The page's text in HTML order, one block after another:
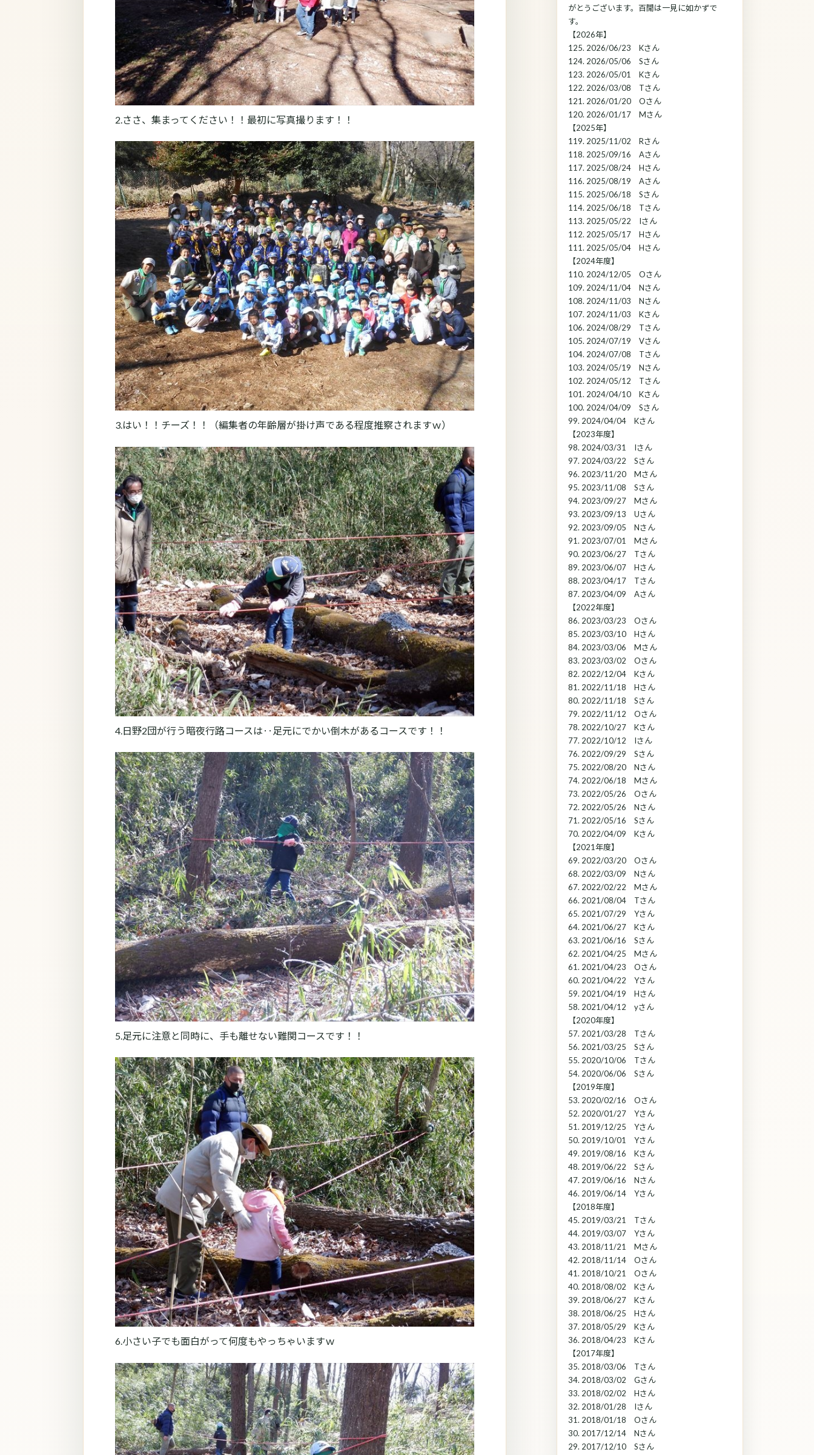
2.ささ、集まってください！！最初に写真撮ります！！
3.はい！！チーズ！！（編集者の年齢層が掛け声である程度推察されますｗ）
4.日野2団が行う暗夜行路コースは‥足元にでかい倒木があるコースです！！
5.足元に注意と同時に、手も離せない難関コースです！！
6.小さい子でも面白がって何度もやっちゃいますｗ
がとうございます。百閒は一見に如かずで
す。
【2026年】
125. 2026/06/23 Kさん
124. 2026/05/06 Sさん
123. 2026/05/01 Kさん
122. 2026/03/08 Tさん
121. 2026/01/20 Oさん
120. 2026/01/17 Mさん
【2025年】
119. 2025/11/02 Rさん
118. 2025/09/16 Aさん
117. 2025/08/24 Hさん
116. 2025/08/19 Aさん
115. 2025/06/18 Sさん
114. 2025/06/18 Tさん
113. 2025/05/22 Iさん
112. 2025/05/17 Hさん
111. 2025/05/04 Hさん
【2024年度】
110. 2024/12/05 Oさん
109. 2024/11/04 Nさん
108. 2024/11/03 Nさん
107. 2024/11/03 Kさん
106. 2024/08/29 Tさん
105. 2024/07/19 Vさん
104. 2024/07/08 Tさん
103. 2024/05/19 Nさん
102. 2024/05/12 Tさん
101. 2024/04/10 Kさん
100. 2024/04/09 Sさん
99. 2024/04/04 Kさん
【2023年度】
98. 2024/03/31 Iさん
97. 2024/03/22 Sさん
96. 2023/11/20 Mさん
95. 2023/11/08 Sさん
94. 2023/09/27 Mさん
93. 2023/09/13 Uさん
92. 2023/09/05 Nさん
91. 2023/07/01 Mさん
90. 2023/06/27 Tさん
89. 2023/06/07 Hさん
88. 2023/04/17 Tさん
87. 2023/04/09 Aさん
【2022年度】
86. 2023/03/23 Oさん
85. 2023/03/10 Hさん
84. 2023/03/06 Mさん
83. 2023/03/02 Oさん
82. 2022/12/04 Kさん
81. 2022/11/18 Hさん
80. 2022/11/18 Sさん
79. 2022/11/12 Oさん
78. 2022/10/27 Kさん
77. 2022/10/12 Iさん
76. 2022/09/29 Sさん
75. 2022/08/20 Nさん
74. 2022/06/18 Mさん
73. 2022/05/26 Oさん
72. 2022/05/26 Nさん
71. 2022/05/16 Sさん
70. 2022/04/09 Kさん
【2021年度】
69. 2022/03/20 Oさん
68. 2022/03/09 Nさん
67. 2022/02/22 Mさん
66. 2021/08/04 Tさん
65. 2021/07/29 Yさん
64. 2021/06/27 Kさん
63. 2021/06/16 Sさん
62. 2021/04/25 Mさん
61. 2021/04/23 Oさん
60. 2021/04/22 Yさん
59. 2021/04/19 Hさん
58. 2021/04/12 yさん
【2020年度】
57. 2021/03/28 Tさん
56. 2021/03/25 Sさん
55. 2020/10/06 Tさん
54. 2020/06/06 Sさん
【2019年度】
53. 2020/02/16 Oさん
52. 2020/01/27 Yさん
51. 2019/12/25 Yさん
50. 2019/10/01 Yさん
49. 2019/08/16 Kさん
48. 2019/06/22 Sさん
47. 2019/06/16 Nさん
46. 2019/06/14 Yさん
【2018年度】
45. 2019/03/21 Tさん
44. 2019/03/07 Yさん
43. 2018/11/21 Mさん
42. 2018/11/14 Oさん
41. 2018/10/21 Oさん
40. 2018/08/02 Kさん
39. 2018/06/27 Kさん
38. 2018/06/25 Hさん
37. 2018/05/29 Kさん
36. 2018/04/23 Kさん
【2017年度】
35. 2018/03/06 Tさん
34. 2018/03/02 Gさん
33. 2018/02/02 Hさん
32. 2018/01/28 Iさん
31. 2018/01/18 Oさん
30. 2017/12/14 Nさん
29. 2017/12/10 Sさん